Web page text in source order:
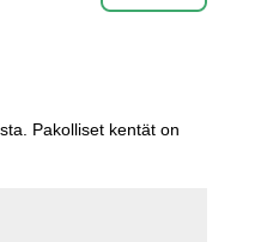
Pakolliset kentät on